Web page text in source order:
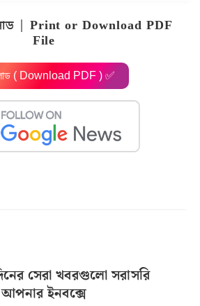
| Print or Download PDF
File
( Download PDF ) ✅
সেরা খবরগুলো সরাসরি
আপনার ইনবক্সে